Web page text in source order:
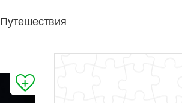
Путешествия